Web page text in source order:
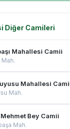
Diğer Camileri
Mahallesi Camii
Mah.
Mahallesi
Mah.
Bey Camii
Mah.